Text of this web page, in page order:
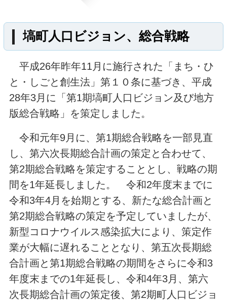
矢祭町 つつじ 奥久慈 米山
八溝山 ゆじまた 湯岐 小野田
協和 貝化石 羽黒 愛宕
こんにゃく 東白川 福島県
118号 349号 289号 鮫川村
hanawa dahlia しらかわ
竹パウダー 流灯 杉 八溝
塙町人口ビジョン、総合戦略
平成26年昨年11月に施行された「まち・ひ
と・しごと創生法」第１０条に基づき、平成
28年3月に「第1期塙町人口ビジョン及び地方
版総合戦略」を策定しました。
令和元年9月に、第1期総合戦略を一部見直
し、第六次長期総合計画の策定と合わせて、
第2期総合戦略を策定することとし、戦略の期
間を1年延長しました。 令和2年度末までに
令和3年4月を始期とする、新たな総合計画と
第2期総合戦略の策定を予定していましたが、
新型コロナウイルス感染拡大により、策定作
業が大幅に遅れることとなり、第五次長期総
合計画と第1期総合戦略の期間をさらに令和3
年度末までの1年延長し、令和4年3月、第六
次長期総合計画の策定後、第2期町人口ビジョ